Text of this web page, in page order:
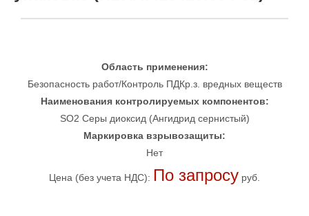
Область применения:
Безопасность работ/Контроль ПДКр.з. вредных веществ
Наименования контролируемых компонентов:
SO2 Серы диоксид (Ангидрид сернистый)
Маркировка взрывозащиты:
Нет
Цена (без учета НДС): По запросу руб.